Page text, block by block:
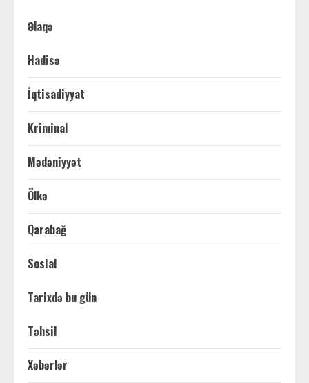
Əlaqə
Hadisə
İqtisadiyyat
Kriminal
Mədəniyyət
Ölkə
Qarabağ
Sosial
Tarixdə bu gün
Təhsil
Xəbərlər